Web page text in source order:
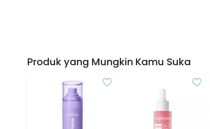
Produk yang Mungkin Kamu Suka